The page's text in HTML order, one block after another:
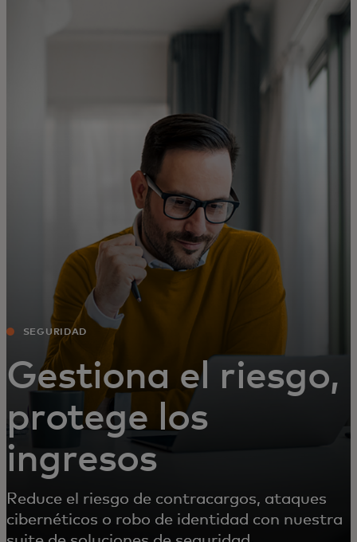
Para el mundo
Para innovadores
Noticias y tendencias
SEGURIDAD
Gestiona el riesgo,
protege los
ingresos
Reduce el riesgo de contracargos, ataques
cibernéticos o robo de identidad con nuestra